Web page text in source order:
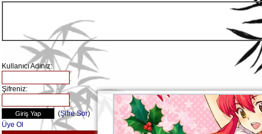
Kullanıcı Adınız:
Şifreniz:
(Şifre Sor)
Üye Ol